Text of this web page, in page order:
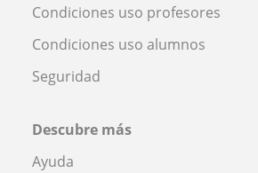
Condiciones uso profesores
Condiciones uso alumnos
Seguridad
Descubre más
Ayuda